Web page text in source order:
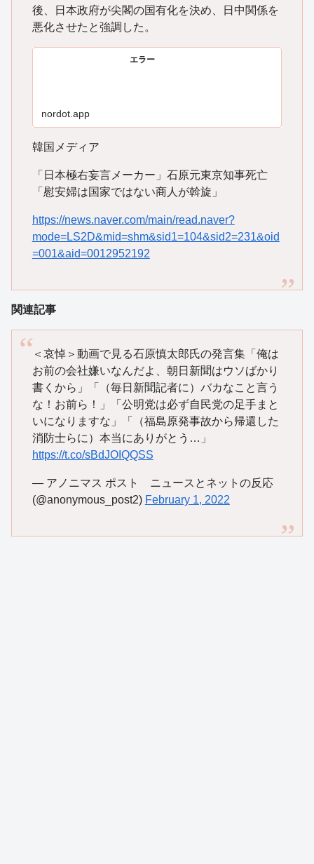
後、日本政府が尖閣の国有化を決め、日中関係を
悪化させたと強調した。
エラー
nordot.app
韓国メディア
「日本極右妄言メーカー」石原元東京知事死亡
「慰安婦は国家ではない商人が斡旋」
https://news.naver.com/main/read.naver?
mode=LS2D&mid=shm&sid1=104&sid2=231&oid
=001&aid=0012952192
関連記事
＜哀悼＞動画で見る石原慎太郎氏の発言集「俺は
お前の会社嫌いなんだよ、朝日新聞はウソばかり
書くから」「（毎日新聞記者に）バカなこと言う
な！お前ら！」「公明党は必ず自民党の足手まと
いになりますな」「（福島原発事故から帰還した
消防士らに）本当にありがとう…」
https://t.co/sBdJOIQQSS
— アノニマス ポスト ニュースとネットの反応
(@anonymous_post2) February 1, 2022